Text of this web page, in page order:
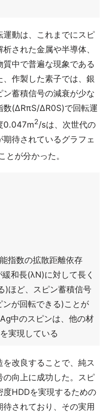
動は、これまでにスピ
された金属や半導体、
中で普遍な現象である
作製した素子では、銀
蓄積信号の減衰が少な
数(ΔRπS/ΔR0S)で回転運
0.047m2/sは、次世代の
期待されているグラフェ
とが分かった。
指数の拡散距離依存
和長(λN)に対して長く
)ほど、スピン蓄積信号
が回転できる)ことが
中のスピンは、他の材
実現している
改良することで、純ス
の向上に成功した。スピ
度HDDを実現するための
されており、その実用